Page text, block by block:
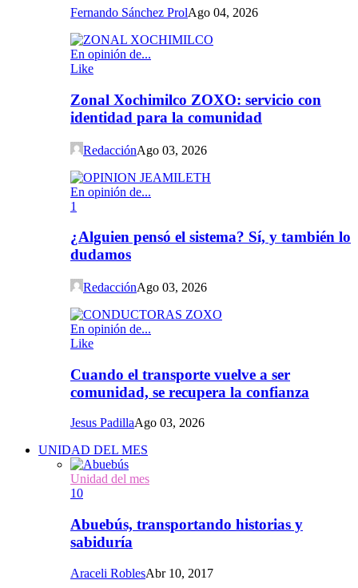
Fernando Sánchez ProlAgo 04, 2026
En opinión de...
Like
Zonal Xochimilco ZOXO: servicio con
identidad para la comunidad
RedacciónAgo 03, 2026
En opinión de...
1
¿Alguien pensó el sistema? Sí, y también lo
dudamos
RedacciónAgo 03, 2026
En opinión de...
Like
Cuando el transporte vuelve a ser
comunidad, se recupera la confianza
Jesus PadillaAgo 03, 2026
UNIDAD DEL MES
Unidad del mes
10
Abuebús, transportando historias y
sabiduría
Araceli RoblesAbr 10, 2017